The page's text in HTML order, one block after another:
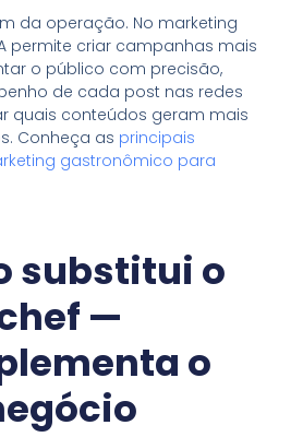
da operação. No marketing
permite criar campanhas mais
o público com precisão,
de cada post nas redes
quais conteúdos geram mais
Conheça as principais
gastronômico para
substitui o
—
o